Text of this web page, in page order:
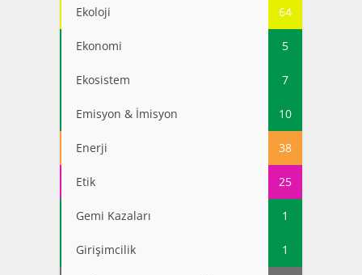
Ekoloji 64
Ekonomi 5
Ekosistem 7
Emisyon & İmisyon 10
Enerji 38
Etik 25
Gemi Kazaları 1
Girişimcilik 1